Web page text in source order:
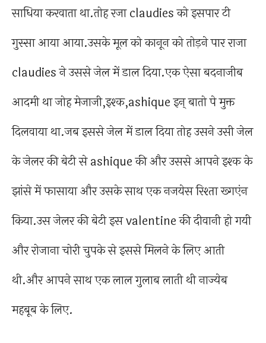
साधिया करवाता था.तोह रजा claudies को इसपार टी
गुस्सा आया आया.उसके मूल को कानून को तोड़ने पार राजा
claudies ने उससे जेल में डाल दिया.एक ऐसा बदनाजीब
आदमी था जोह मेजाजी,इश्क,ashique इन् बातो पे मुक्त
दिलवाया था.जब इससे जेल में डाल दिया तोह उसने उसी जेल
के जेलर की बेटी से ashique की और उससे आपने इश्क के
झांसे में फासाया और उसके साथ एक नजयेस रिश्ता ख्गएंन
किया.उस जेलर की बेटी इस valentine की दीवानी हो गयी
और रोजाना चोरी चुपके से इससे मिलने के लिए आती
थी.और आपने साथ एक लाल गुलाब लाती थी नाज्येब
महबूब के लिए.